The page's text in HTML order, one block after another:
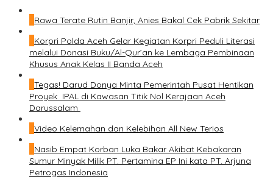
Rawa Terate Rutin Banjir, Anies Bakal Cek Pabrik Sekitar
Korpri Polda Aceh Gelar Kegiatan Korpri Peduli Literasi
melalui Donasi Buku/Al-Qur’an ke Lembaga Pembinaan
Khusus Anak Kelas II Banda Aceh
Tegas! Darud Donya Minta Pemerintah Pusat Hentikan
Proyek IPAL di Kawasan Titik Nol Kerajaan Aceh
Darussalam
Video Kelemahan dan Kelebihan All New Terios
Nasib Empat Korban Luka Bakar Akibat Kebakaran
Sumur Minyak Milik PT. Pertamina EP Ini kata PT. Arjuna
Petrogas Indonesia